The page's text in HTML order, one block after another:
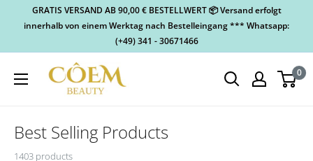
GRATIS VERSAND AB 90,00 € BESTELLWERT 📦 Versand erfolgt
innerhalb von einem Werktag nach Bestelleingang *** Whatsapp:
(+49) 341 - 30671466
0
Best Selling Products
1403 products